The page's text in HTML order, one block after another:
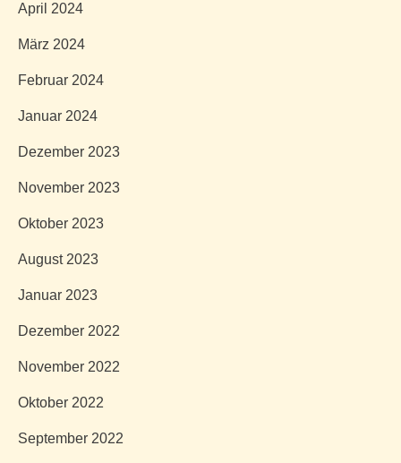
April 2024
März 2024
Februar 2024
Januar 2024
Dezember 2023
November 2023
Oktober 2023
August 2023
Januar 2023
Dezember 2022
November 2022
Oktober 2022
September 2022